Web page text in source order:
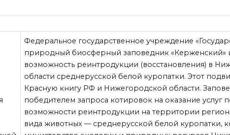
Федеральное государственное учреждение
природный биосферный заповедник «Керженский»
возможность реинтродукции (восстановления) в
области среднерусской белой куропатки. Этот
Красную книгу РФ и Нижегородской области.
победителем запроса котировок на оказание услуг
возможности реинтродукции на территории
вида животных — среднерусской белой куропатки,